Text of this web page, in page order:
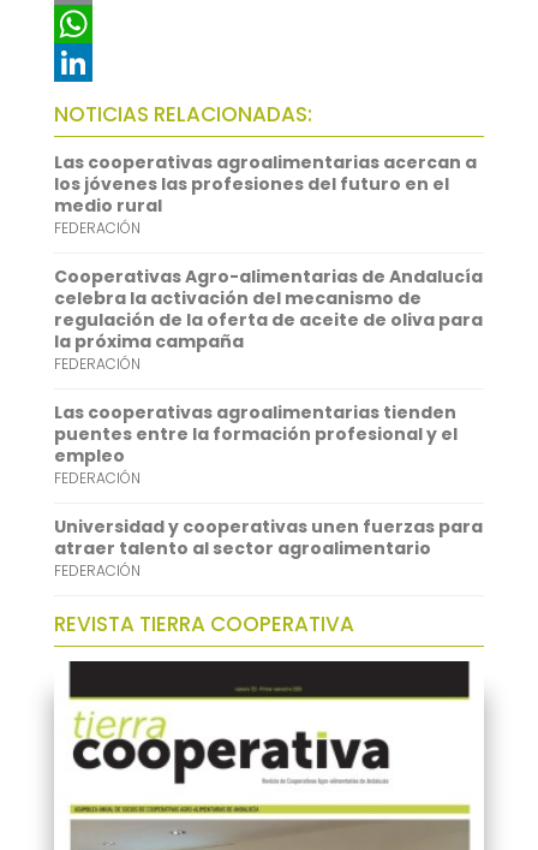
c
e
b
o
o
k
w
t
t
e
r
E
m
a
i
l
W
h
a
t
s
A
p
p
L
i
n
k
e
d
I
n
NOTICIAS RELACIONADAS:
Las cooperativas agroalimentarias acercan a
los jóvenes las profesiones del futuro en el
medio rural
FEDERACIÓN
Cooperativas Agro-alimentarias de Andalucía
celebra la activación del mecanismo de
regulación de la oferta de aceite de oliva para
la próxima campaña
FEDERACIÓN
Las cooperativas agroalimentarias tienden
puentes entre la formación profesional y el
empleo
FEDERACIÓN
Universidad y cooperativas unen fuerzas para
atraer talento al sector agroalimentario
FEDERACIÓN
REVISTA TIERRA COOPERATIVA